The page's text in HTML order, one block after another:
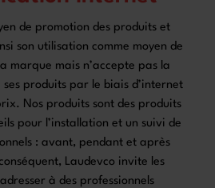
de promotion des produits et
son utilisation comme moyen de
marque mais n’accepte pas la
produits par le biais d’internet
Nos produits sont des produits
pour l’installation et un suivi de
: avant, pendant et après
Laudevco invite les
à des professionnels